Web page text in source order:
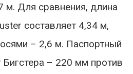
м. Для сравнения, длина
составляет 4,34 м,
– 2,6 м. Паспортный
– 220 мм против